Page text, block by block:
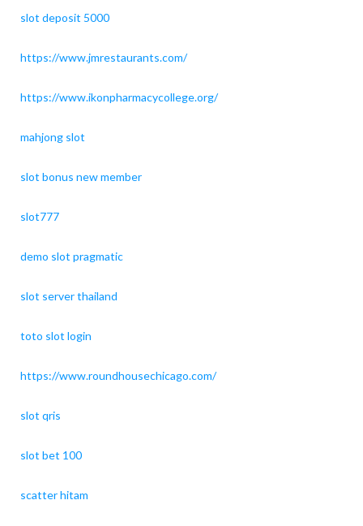
slot deposit 5000
https://www.jmrestaurants.com/
https://www.ikonpharmacycollege.org/
mahjong slot
slot bonus new member
slot777
demo slot pragmatic
slot server thailand
toto slot login
https://www.roundhousechicago.com/
slot qris
slot bet 100
scatter hitam